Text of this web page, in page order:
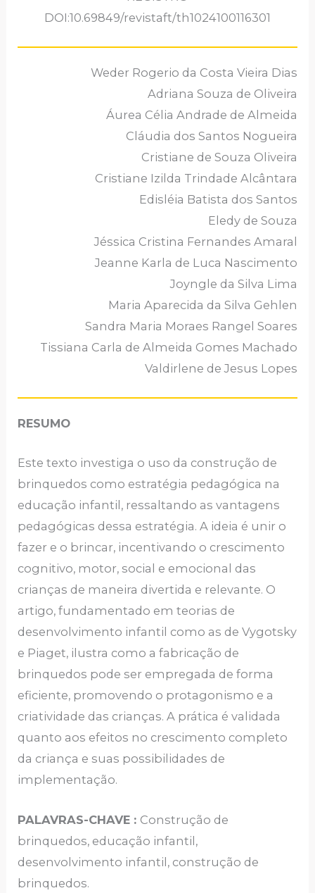
DOI:10.69849/revistaft/th1024100116301
Weder Rogerio da Costa Vieira Dias
Adriana Souza de Oliveira
Áurea Célia Andrade de Almeida
Cláudia dos Santos Nogueira
Cristiane de Souza Oliveira
Cristiane Izilda Trindade Alcântara
Edisléia Batista dos Santos
Eledy de Souza
Jéssica Cristina Fernandes Amaral
Jeanne Karla de Luca Nascimento
Joyngle da Silva Lima
Maria Aparecida da Silva Gehlen
Sandra Maria Moraes Rangel Soares
Tissiana Carla de Almeida Gomes Machado
Valdirlene de Jesus Lopes
RESUMO
Este texto investiga o uso da construção de
brinquedos como estratégia pedagógica na
educação infantil, ressaltando as vantagens
pedagógicas dessa estratégia. A ideia é unir o
fazer e o brincar, incentivando o crescimento
cognitivo, motor, social e emocional das
crianças de maneira divertida e relevante. O
artigo, fundamentado em teorias de
desenvolvimento infantil como as de Vygotsky
e Piaget, ilustra como a fabricação de
brinquedos pode ser empregada de forma
eficiente, promovendo o protagonismo e a
criatividade das crianças. A prática é validada
quanto aos efeitos no crescimento completo
da criança e suas possibilidades de
implementação.
PALAVRAS-CHAVE : Construção de
brinquedos, educação infantil,
desenvolvimento infantil, construção de
brinquedos.